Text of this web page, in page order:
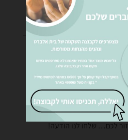
פרטים נוספים?
לכם… שלחו לנו הודעה!